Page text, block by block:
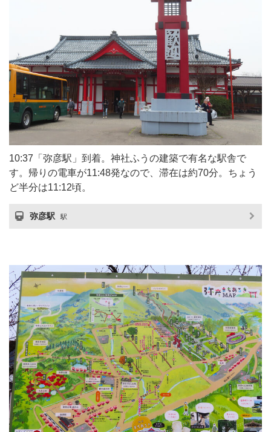
10:37「弥彦駅」到着。神社ふうの建築で有名な駅舎で
す。帰りの電車が11:48発なので、滞在は約70分。ちょう
ど半分は11:12頃。
弥彦駅 駅